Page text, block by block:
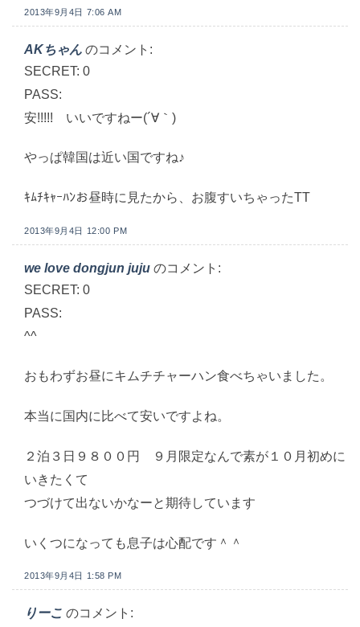
2013年9月4日 7:06 AM
AKちゃん のコメント:
SECRET: 0
PASS:
安!!!!! いいですねー(´∀｀)
やっぱ韓国は近い国ですね♪
ｷﾑﾁｷｬｰﾊﾝお昼時に見たから、お腹すいちゃったTT
2013年9月4日 12:00 PM
we love dongjun juju のコメント:
SECRET: 0
PASS:
^^
おもわずお昼にキムチチャーハン食べちゃいました。
本当に国内に比べて安いですよね。
２泊３日９８００円 ９月限定なんで素が１０月初めに
いきたくて
つづけて出ないかなーと期待しています
いくつになっても息子は心配です＾＾
2013年9月4日 1:58 PM
りーこ のコメント: